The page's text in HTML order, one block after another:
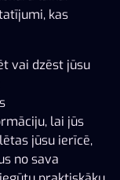
kā Book
džekpotiem un
kas
vai dzēst jūsu
lai jūs
jūsu ierīcē,
no sava